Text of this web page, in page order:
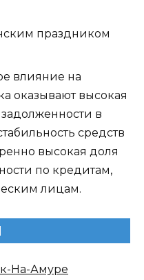
праздником
влияние на
оказывают высокая
в
средств
высокая доля
по кредитам,
лицам.
На-Амуре